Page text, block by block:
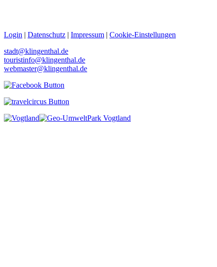
Login | Datenschutz | Impressum | Cookie-Einstellungen
stadt@klingenthal.de
touristinfo@klingenthal.de
webmaster@klingenthal.de